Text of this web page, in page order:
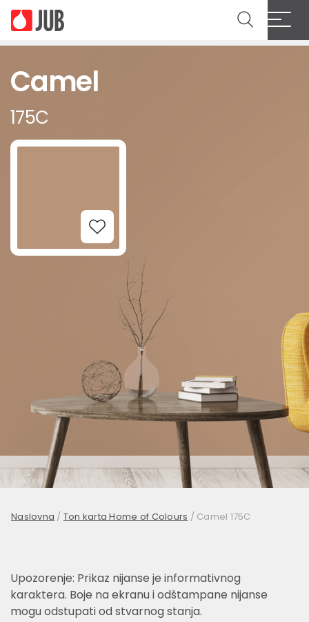
Camel
175C
Add to Wishlist
Naslovna / Ton karta Home of Colours / Camel 175C
Upozorenje: Prikaz nijanse je informativnog
karaktera. Boje na ekranu i odštampane nijanse
mogu odstupati od stvarnog stanja.